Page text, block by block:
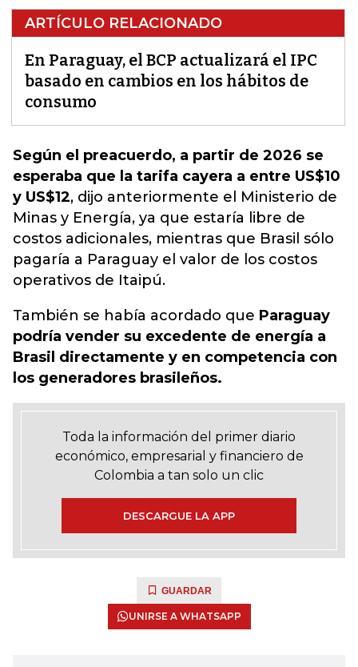
ARTÍCULO RELACIONADO
En Paraguay, el BCP actualizará el IPC
basado en cambios en los hábitos de
consumo
Según el preacuerdo, a partir de 2026 se
esperaba que la tarifa cayera a entre US$10
y US$12, dijo anteriormente el Ministerio de
Minas y Energía, ya que estaría libre de
costos adicionales, mientras que Brasil sólo
pagaría a Paraguay el valor de los costos
operativos de Itaipú.
También se había acordado que Paraguay
podría vender su excedente de energía a
Brasil directamente y en competencia con
los generadores brasileños.
Toda la información del primer diario
económico, empresarial y financiero de
Colombia a tan solo un clic
DESCARGUE LA APP
GUARDAR
UNIRSE A WHATSAPP